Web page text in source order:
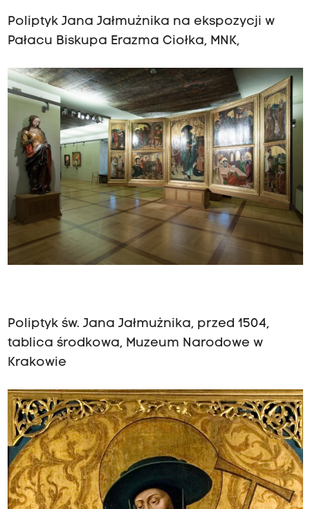
Poliptyk Jana Jałmużnika na ekspozycji w
Pałacu Biskupa Erazma Ciołka, MNK,
Poliptyk św. Jana Jałmużnika, przed 1504,
tablica środkowa, Muzeum Narodowe w
Krakowie